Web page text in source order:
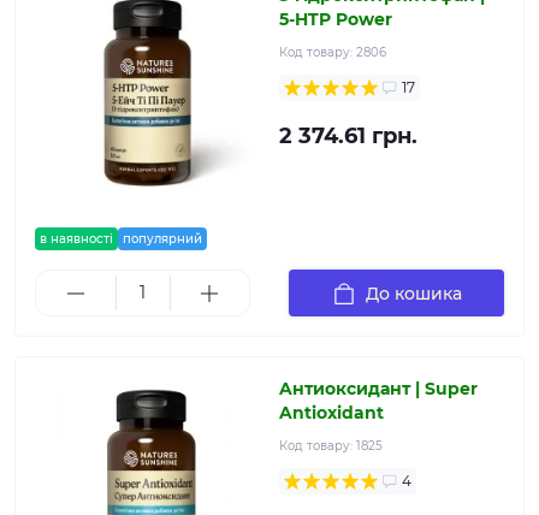
в наявності популярний
5-HTP Power
Код товару: 2806
17
2 374.61 грн.
До кошика
Aнтиоксидант | Super
Antioxidant
Код товару: 1825
4